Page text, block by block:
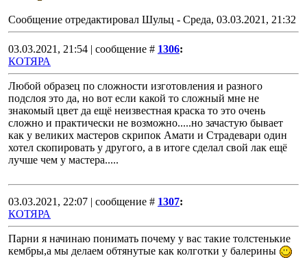
Сообщение отредактировал Шульц - Среда, 03.03.2021, 21:32
03.03.2021, 21:54 | сообщение # 1306:
КОТЯРА
Любой образец по сложности изготовления и разного
подслоя это да, но вот если какой то сложный мне не
знакомый цвет да ещё неизвестная краска то это очень
сложно и практически не возможно.....но зачастую бывает
как у великих мастеров скрипок Амати и Страдевари один
хотел скопировать у другого, а в итоге сделал свой лак ещё
лучше чем у мастера.....
03.03.2021, 22:07 | сообщение # 1307:
КОТЯРА
Парни я начинаю понимать почему у вас такие толстенькие
кембры,а мы делаем обтянутые как колготки у балерины